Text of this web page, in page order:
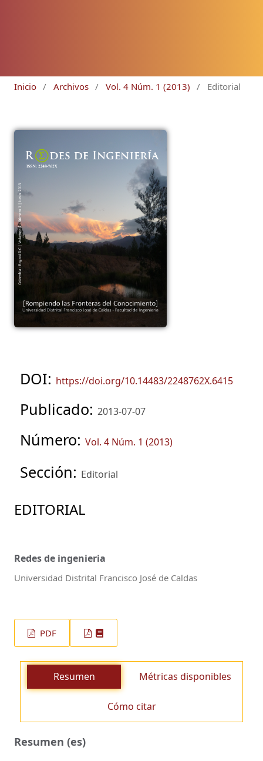
Inicio / Archivos / Vol. 4 Núm. 1 (2013) / Editorial
DOI: https://doi.org/10.14483/2248762X.6415
Publicado: 2013-07-07
Número: Vol. 4 Núm. 1 (2013)
Sección: Editorial
EDITORIAL
Redes de ingenieria
Universidad Distrital Francisco José de Caldas
PDF
Resumen Métricas disponibles
Cómo citar
Resumen (es)